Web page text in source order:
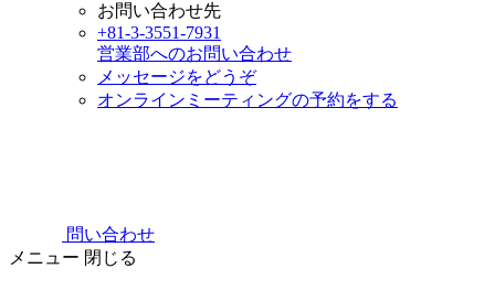
お問い合わせ先
+81-3-3551-7931
営業部へのお問い合わせ
メッセージをどうぞ
オンラインミーティングの予約をする
問い合わせ
メニュー 閉じる